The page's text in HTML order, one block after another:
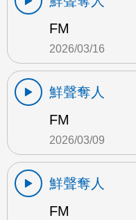
FM
2026/03/16
鮮聲奪人
FM
2026/03/09
鮮聲奪人
FM